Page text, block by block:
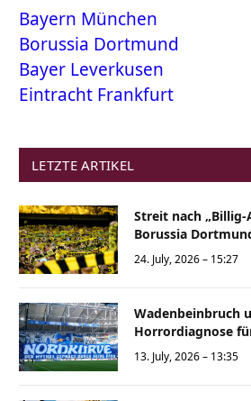
Bayern München
Borussia Dortmund
Bayer Leverkusen
Eintracht Frankfurt
LETZTE ARTIKEL
Streit nach
Borussia
24. July, 2026 – 15:27
Wadenbeinbruch
Horrordiagnose
13. July, 2026 – 13:35